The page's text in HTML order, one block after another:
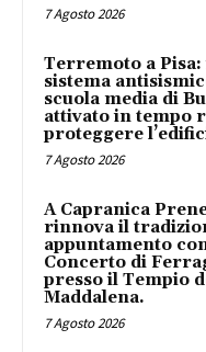
7 Agosto 2026
Terremoto a Pisa:
sistema
scuola media di
attivato in tempo
proteggere
7 Agosto 2026
A Capranica
rinnova il
appuntamento
Concerto di
presso il Tempio
Maddalena.
7 Agosto 2026